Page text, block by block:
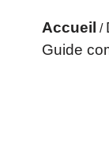
Accueil /
Guide